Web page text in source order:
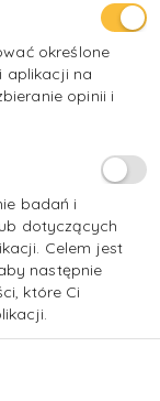
określone
aplikacji na
opinii i
badań i
dotyczących
Celem jest
następnie
które Ci